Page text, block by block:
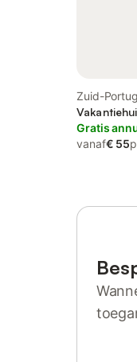
Zuid-
Gratis
vanaf€ 55